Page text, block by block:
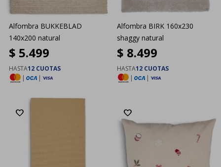
Alfombra BUKKEBLAD
140x200 natural
$ 5.499
HASTA12 CUOTAS
|
|
Alfombra BIRK 160x230
shaggy natural
$ 8.499
HASTA12 CUOTAS
|
|